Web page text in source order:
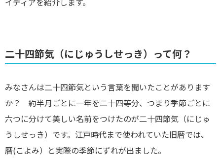
二十四節気（にじゅうしせっき）って何？
みなさんは二十四節気という言葉を聞いたことがあります
か？ 約半月ごとに一年を二十四等分、つまり季節ごとに
六つに分けて美しい名前をつけたのが二十四節気（にじゅ
うしせっき）です。江戸時代まで使われていた旧暦では、
暦(こよみ）と実際の季節にずれが出ました。